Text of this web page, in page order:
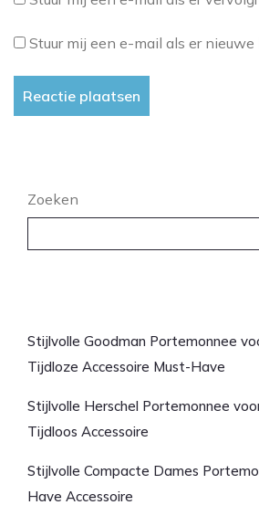
Stuur mij een e-mail als er
Zoeken
Stijlvolle Goodman Portemonnee
Tijdloze Accessoire Must-Have
Stijlvolle Herschel Portemonnee
Tijdloos Accessoire
Stijlvolle Compacte Dames
Have Accessoire